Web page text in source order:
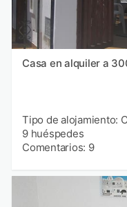
Casa en alquiler a
Tipo de alojamiento:
9 huéspedes
Comentarios: 9